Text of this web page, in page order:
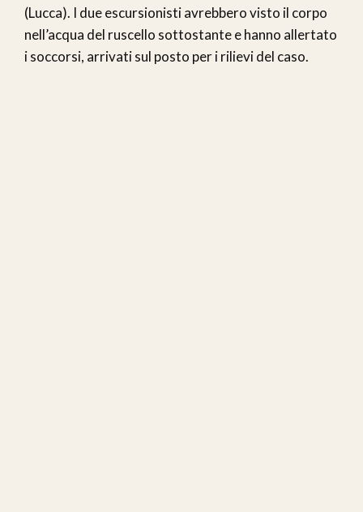
(Lucca). I due escursionisti avrebbero visto il corpo
nell’acqua del ruscello sottostante e hanno allertato
i soccorsi, arrivati sul posto per i rilievi del caso.